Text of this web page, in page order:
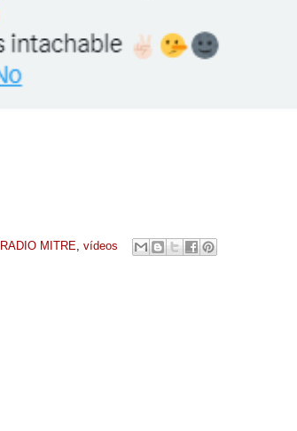
RADIO MITRE vídeos